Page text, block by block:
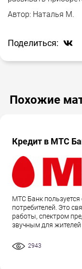
Автор: Наталья М.
Поделиться:
Похожие
Кредит в МТС
МТС Банк
потребителей. Это
работы, спектром
звучным для
2943